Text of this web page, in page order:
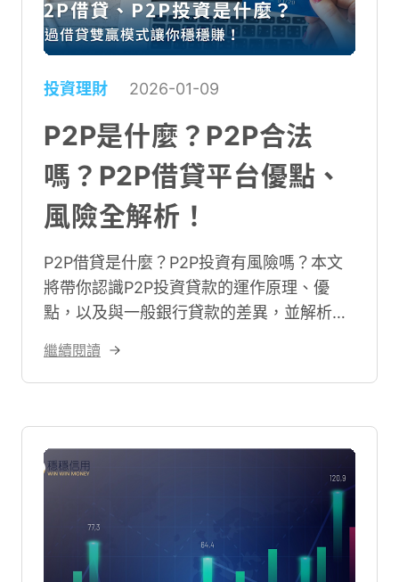
投資理財 2026-01-09
P2P是什麼？P2P合法
嗎？P2P借貸平台優點、
風險全解析！
P2P借貸是什麼？P2P投資有風險嗎？本文
將帶你認識P2P投資貸款的運作原理、優
點，以及與一般銀行貸款的差異，並解析
推薦正規又合法的P2P投資平台給你！
繼續閱讀